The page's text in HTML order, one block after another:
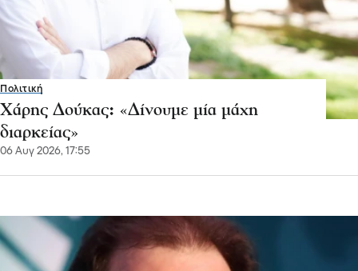
Πολιτική
Χάρης Δούκας: «Δίνουμε μία μάχη
διαρκείας»
06 Αυγ 2026, 17:55